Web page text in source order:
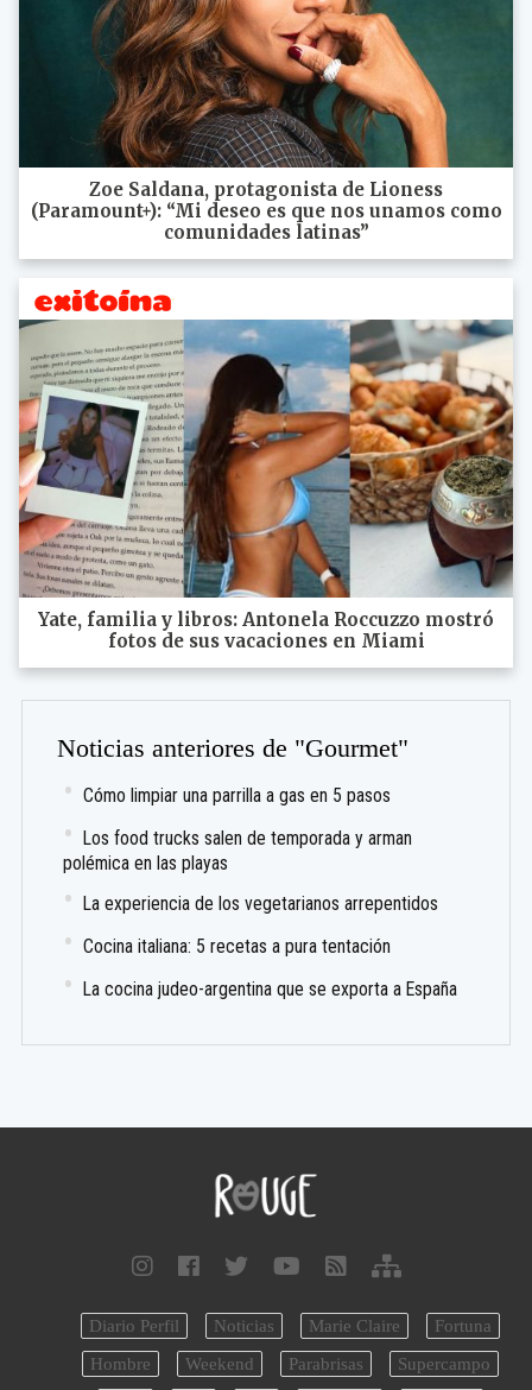
Zoe Saldana, protagonista de Lioness
(Paramount+): “Mi deseo es que nos unamos como
comunidades latinas”
Yate, familia y libros: Antonela Roccuzzo mostró
fotos de sus vacaciones en Miami
Noticias anteriores de "Gourmet"
Cómo limpiar una parrilla a gas en 5 pasos
Los food trucks salen de temporada y arman
polémica en las playas
La experiencia de los vegetarianos arrepentidos
Cocina italiana: 5 recetas a pura tentación
La cocina judeo-argentina que se exporta a España
Diario Perfil Noticias Marie Claire
Fortuna
Hombre
Weekend Parabrisas Supercampo